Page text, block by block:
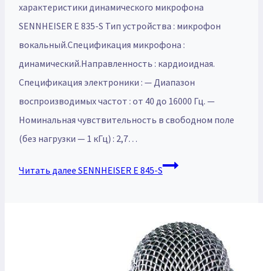
характеристики динамического микрофона
SENNHEISER E 835-S Тип устройства : микрофон
вокальный.Спецификация микрофона :
динамический.Направленность : кардиоидная.
Спецификация электроники : — Диапазон
воспроизводимых частот : от 40 до 16000 Гц. —
Номинальная чувствительность в свободном поле
(без нагрузки — 1 кГц) : 2,7…
Читать далее SENNHEISER E 845-S